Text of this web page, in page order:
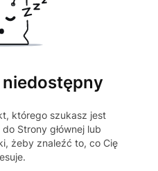
którego szukasz jest
Strony głównej lub
żeby znaleźć to, co Cię